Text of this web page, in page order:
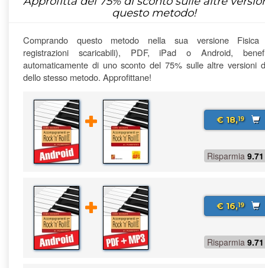
questo metodo!
Comprando questo metodo nella sua versione Fisica
registrazioni scaricabili), PDF, iPad o Android,
automaticamente di uno sconto del 75% sulle altre versioni
dello stesso metodo. Approfittane!
€ 18,19
Risparmia 9.71
€ 16,19
Risparmia 9.71